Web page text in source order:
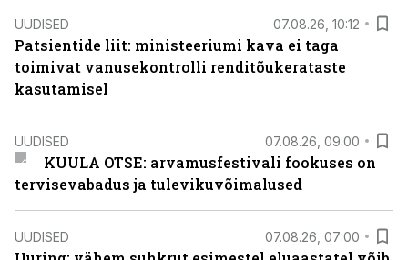
UUDISED 07.08.26, 10:12
Patsientide liit: ministeeriumi kava ei taga
toimivat vanusekontrolli renditõukerataste
kasutamisel
UUDISED 07.08.26, 09:00
KUULA OTSE: arvamusfestivali fookuses on
tervisevabadus ja tulevikuvõimalused
UUDISED 07.08.26, 07:00